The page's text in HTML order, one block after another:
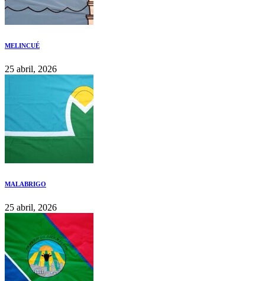
MELINCUÉ
25 abril, 2026
MALABRIGO
25 abril, 2026